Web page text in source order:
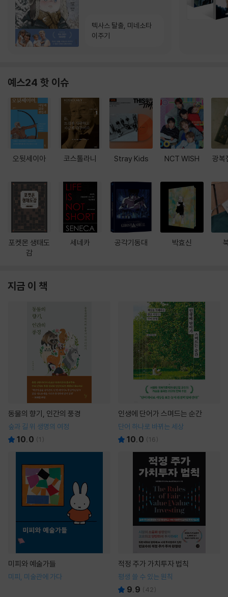
텍사스 탈출, 미네소타
이주기
예스24 핫 이슈
오뒷세이아
포켓몬 생태도
감
코스톨라니
세네카
Stray Kids
공각기동대
NCT WISH
박효신
광복
지금 이 책
동물의 향기, 인간의 풍경
숲과 길 위 생명의 여정
10.0 (1 )
인생에 단어가 스며드는 순간
단어 하나로 바뀌는 세상
10.0 (16)
미피와 예술가들
미피, 미술관에 가다
적정 주가 가치투자 법칙
평생 쓸 수 있는 원칙
9.9 (42)